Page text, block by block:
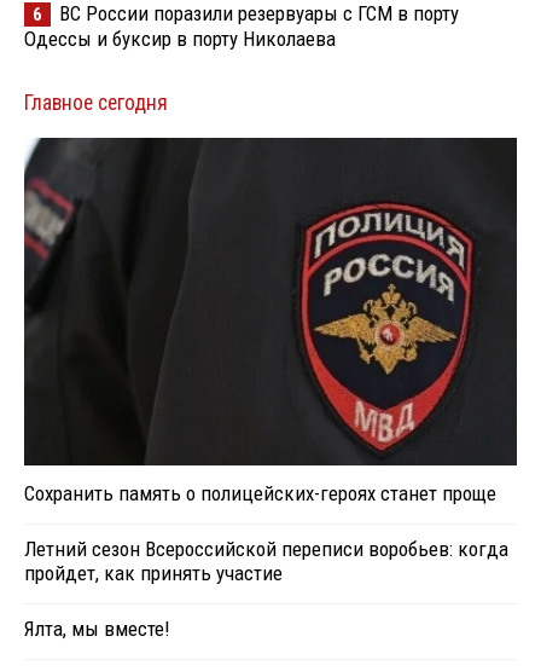
6
ВС России поразили резервуары с ГСМ в порту
Одессы и буксир в порту Николаева
Главное сегодня
Сохранить память о полицейских-героях станет проще
Летний сезон Всероссийской переписи воробьев: когда
пройдет, как принять участие
Ялта, мы вместе!